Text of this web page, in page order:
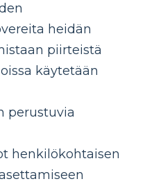
heidän
​​piirteistä
käytetään
perustuvia
henkilökohtaisen